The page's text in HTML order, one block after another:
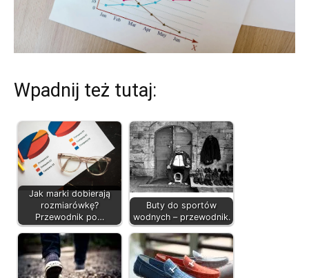
Wpadnij też tutaj:
Jak marki dobierają
rozmiarówkę?
Przewodnik po…
Buty do sportów
wodnych – przewodnik.